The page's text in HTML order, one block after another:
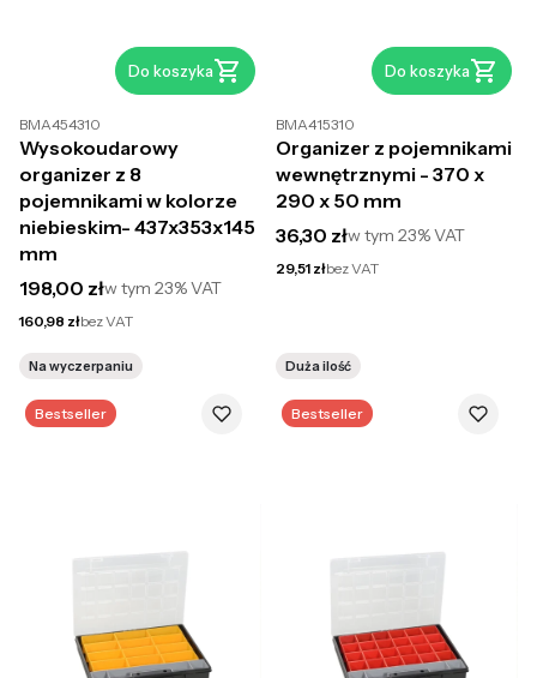
Do koszyka
BMA454310
Wysokoudarowy
organizer z 8
pojemnikami w kolorze
niebieskim- 437x353x145
mm
Cena brutto
198,00 złw tym 23%VAT
Cena netto
160,98 złbez VAT
Na wyczerpaniu
Do koszyka
BMA415310
Organizer z pojemnikami
wewnętrznymi - 370 x
290 x 50 mm
Cena brutto
36,30 złw tym23%VAT
Cena netto
29,51 złbez VAT
Duża ilość
Bestseller Bestseller